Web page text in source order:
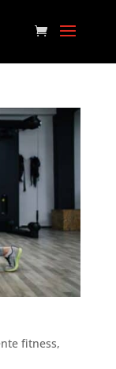
fitness,